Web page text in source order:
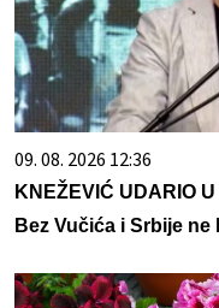
09. 08. 2026 12:36
KNEŽEVIĆ UDARIO
Bez Vučića i Srbije